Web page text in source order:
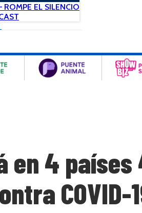
ROMPE EL SILENCIO
4 países
COVID-